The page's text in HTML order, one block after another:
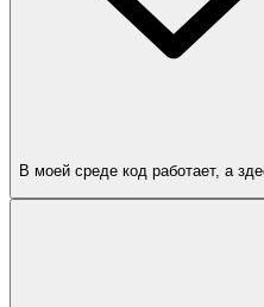
В моей среде код работает, а